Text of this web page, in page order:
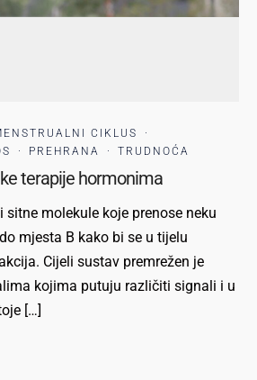
CIKLUS
·
· PREHRANA · TRUDNOĆA
terapije hormonima
sitne molekule koje prenose neku
mjesta B kako bi se u tijelu
Cijeli sustav premrežen je
kojima putuju različiti signali i u
[…]